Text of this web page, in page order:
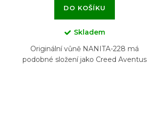
DO KOŠÍKU
Skladem
Originální vůně NANITA-228 má
podobné složení jako Creed Aventus